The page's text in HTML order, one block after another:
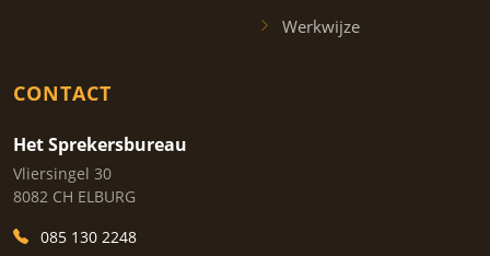
Werkwijze
CONTACT
Het Sprekersbureau
Vliersingel 30
8082 CH ELBURG
085 130 2248